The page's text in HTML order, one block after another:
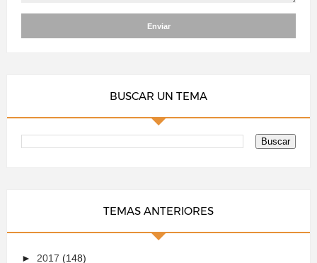
BUSCAR UN TEMA
TEMAS ANTERIORES
► 2017 (148)